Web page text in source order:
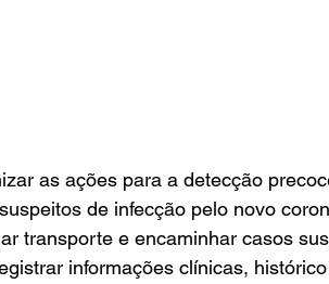
as ações para a detecção
de infecção pelo novo
transporte e encaminhar casos
informações clínicas,